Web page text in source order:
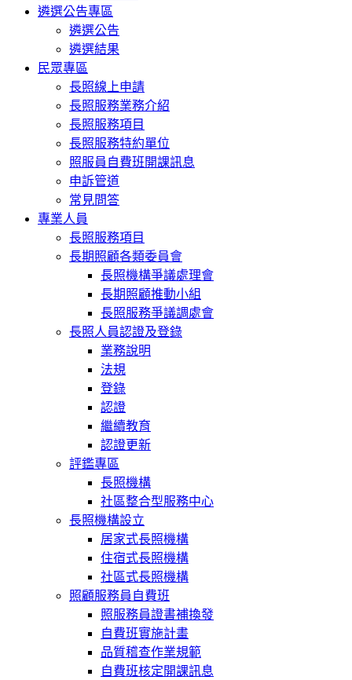
遴選公告專區
遴選公告
遴選結果
民眾專區
長照線上申請
長照服務業務介紹
長照服務項目
長照服務特約單位
照服員自費班開課訊息
申訴管道
常見問答
專業人員
長照服務項目
長期照顧各類委員會
長照機構爭議處理會
長期照顧推動小組
長照服務爭議調處會
長照人員認證及登錄
業務說明
法規
登錄
認證
繼續教育
認證更新
評鑑專區
長照機構
社區整合型服務中心
長照機構設立
居家式長照機構
住宿式長照機構
社區式長照機構
照顧服務員自費班
照服務員證書補換發
自費班實施計畫
品質稽查作業規範
自費班核定開課訊息